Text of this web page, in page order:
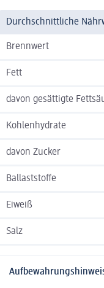
Durchschnittliche
Brennwert
Fett
davon gesättigte
Kohlenhydrate
davon Zucker
Ballaststoffe
Eiweiß
Salz